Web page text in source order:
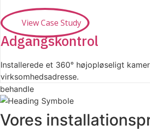
View Case Study
Adgangskontrol
Installerede et 360° højopløseligt
virksomhedsadresse.
behandle
Vores